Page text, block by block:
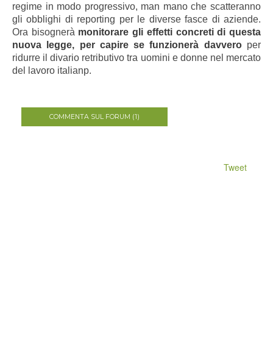
regime in modo progressivo, man mano che scatteranno
gli obblighi di reporting per le diverse fasce di aziende.
Ora bisognerà monitorare gli effetti concreti di questa
nuova legge, per capire se funzionerà davvero per
ridurre il divario retributivo tra uomini e donne nel mercato
del lavoro italianp.
COMMENTA SUL FORUM (1)
Tweet